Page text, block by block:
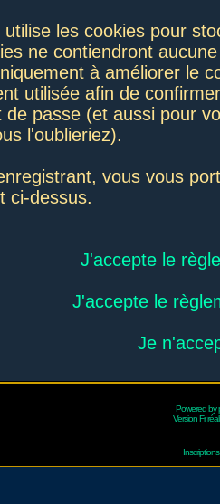
utilise les cookies pour
ne contiendront
à améliorer le
utilisée afin de
de passe (et aussi pour
l'oublieriez).
vous vous
ci-dessus.
J'accepte le
J'accepte le
Je
Powered by
Version Fr